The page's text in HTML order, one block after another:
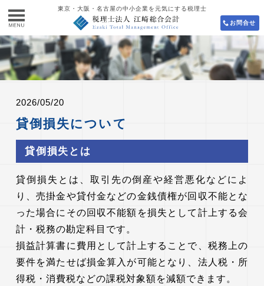
東京・大阪・名古屋の中小企業を元気にする税理士
お問合せ
2026/05/20
貸倒損失について
貸倒損失とは
貸倒損失とは、取引先の倒産や経営悪化などによ
り、売掛金や貸付金などの金銭債権が回収不能とな
った場合にその回収不能額を損失として計上する会
計・税務の勘定科目です。
損益計算書に費用として計上することで、税務上の
要件を満たせば損金算入が可能となり、法人税・所
得税・消費税などの課税対象額を減額できます。